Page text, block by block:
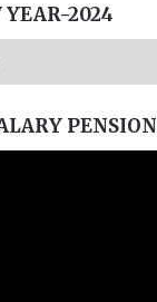
YEAR-2024
PENSION